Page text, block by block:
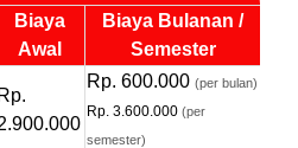
Biaya
Awal
Biaya Bulanan /
Semester
Rp.
Rp. 600.000 (per bulan)
Rp. 3.600.000 (per
semester)